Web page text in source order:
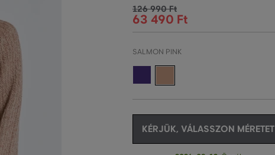
126 990 Ft
63 490 Ft
SALMON PINK
KÉRJÜK, VÁLASSZON MÉRETET